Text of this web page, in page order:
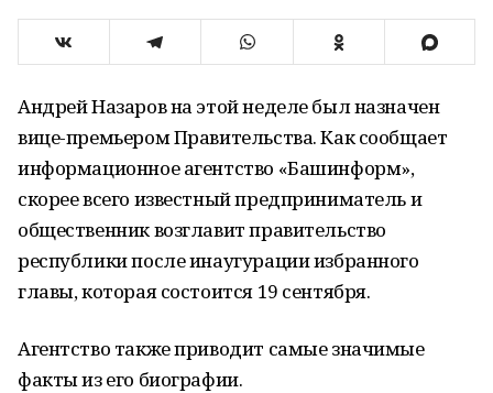
Андрей Назаров на этой неделе был назначен
вице-премьером Правительства. Как сообщает
информационное агентство «Башинформ»,
скорее всего известный предприниматель и
общественник возглавит правительство
республики после инаугурации избранного
главы, которая состоится 19 сентября.
Агентство также приводит самые значимые
факты из его биографии.